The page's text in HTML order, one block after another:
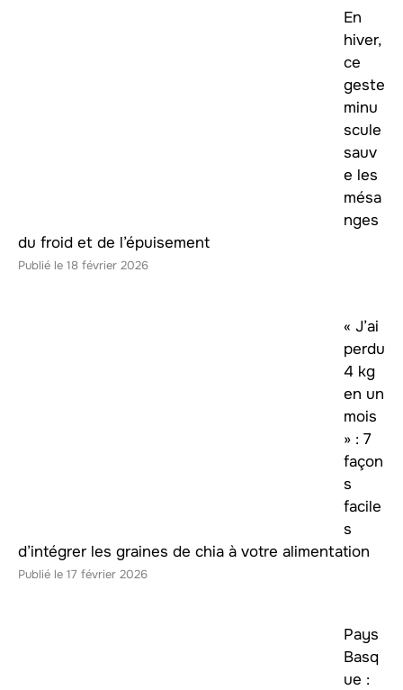
En
hiver,
ce
geste
minu
scule
sauv
e les
mésa
nges
du froid et de l’épuisement
18 février 2026
« J’ai
perdu
4 kg
en un
mois
» : 7
façon
s
facile
s
d’intégrer les graines de chia à votre alimentation
17 février 2026
Pays
Basq
ue :